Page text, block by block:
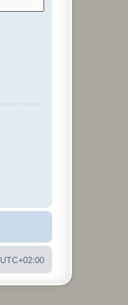
UTC+02:00